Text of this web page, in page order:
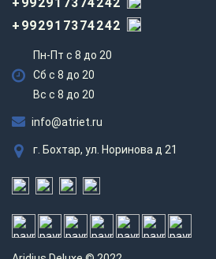
+992917374242
Пн-Пт с 8 до 20
Сб с 8 до 20
Вс c 8 до 20
info@atriet.ru
г. Бохтар, ул. Норинова д 21